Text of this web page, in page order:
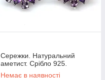
Сережки. Натуральний
аметист. Срібло 925.
Немає в наявності